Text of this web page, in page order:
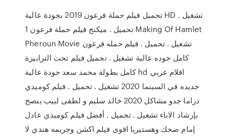
تحميل فيلم حملة فرعون 2019 بجودة عالية HD تشغيل .
تحميل . ميكنج فيلم حملة فرعون 1 Making Of Hamlet
Pheroun Movie تشغيل . تحميل . فيلم حمله فرعون
كامل جوده عالية تشغيل . تحميل فيلم تحت الترابيزة
كامل بطولة محمد سعد جودة عالية hd افلام عربي
جديده في السينما 2020 تشغيل . تحميل . فيلم كوميدي
دراما جدو مشاكل 2020 خالد سليم و لطفى لبيب ينصح
بإرشاد الاباء تشغيل . تحميل . أفضل فيلم كوميدي عادل
إمام ضحك وهستيريا اقوى فيلم اكشن وجريمه هندي لا